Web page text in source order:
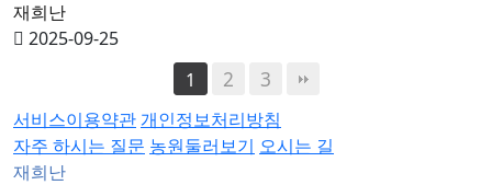
재희난
2025-09-25
1
2 3
서비스이용약관 개인정보처리방침
자주 하시는 질문 농원둘러보기 오시는 길
재희난